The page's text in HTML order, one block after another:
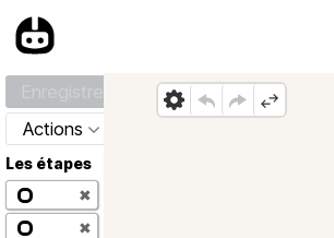
Actions
Les étapes
✖
✖